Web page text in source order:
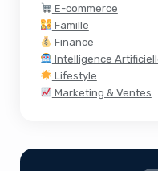
E-commerce
Famille
Finance
Intelligence
Lifestyle
Marketing & Ventes